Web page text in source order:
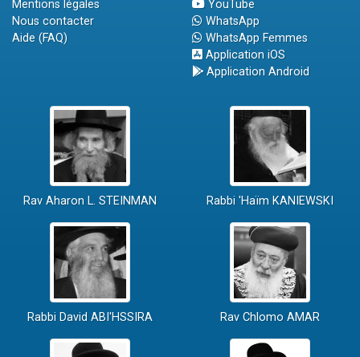
Mentions légales
Nous contacter
Aide (FAQ)
YouTube
WhatsApp
WhatsApp Femmes
Application iOS
Application Android
Rav Aharon L. STEINMAN Rabbi 'Haïm KANIEWSKI
Rabbi David ABI'HSSIRA Rav Chlomo AMAR